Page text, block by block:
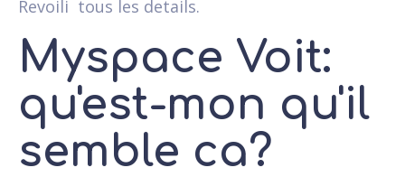
Revoili tous les details.
Myspace Voit:
qu'est-mon qu'il
semble ca?